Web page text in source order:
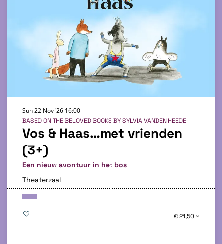
Vos & Haas…met vrienden
(3+)
Een nieuw avontuur in het bos
BASED ON THE BELOVED BOOKS BY SYLVIA VANDEN HEEDE
Sun 22 Nov '26 16:00
Theaterzaal
€ 21,50